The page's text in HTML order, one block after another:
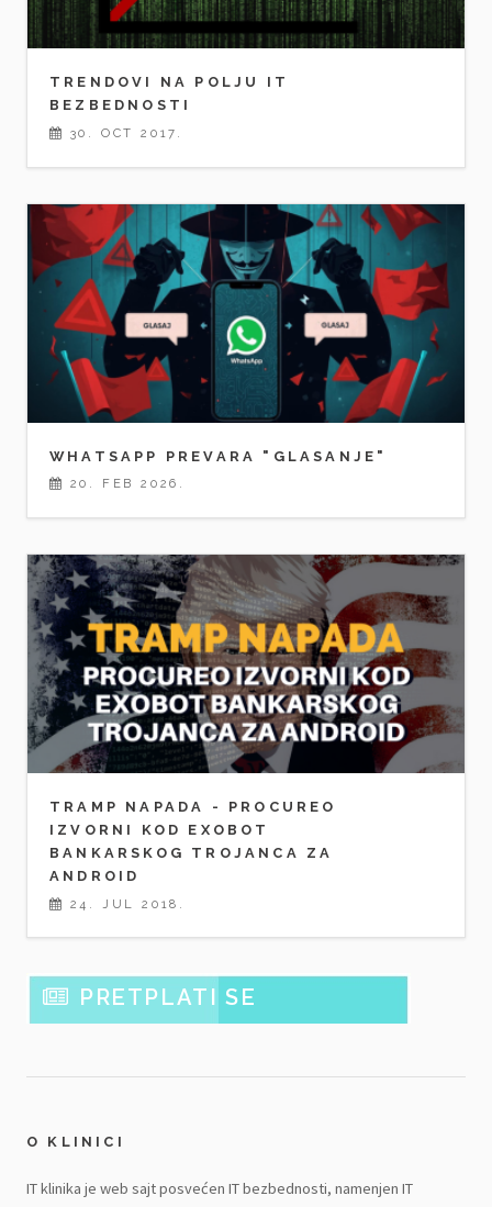
TRENDOVI NA POLJU IT
BEZBEDNOSTI
30. OCT 2017.
WHATSAPP PREVARA "GLASANJE"
20. FEB 2026.
TRAMP NAPADA - PROCUREO
IZVORNI KOD EXOBOT
BANKARSKOG TROJANCA ZA
ANDROID
24. JUL 2018.
PRETPLATI SE
O KLINICI
IT klinika je web sajt posvećen IT bezbednosti, namenjen IT